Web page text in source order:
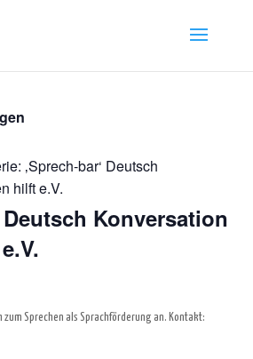
‚Sprech-bar‘ Deutsch
hilft e.V.
Deutsch Konversation
zum Sprechen als Sprachförderung an. Kontakt: